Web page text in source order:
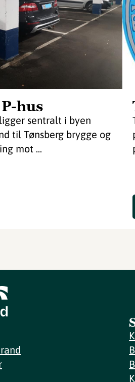
hus
sentralt i byen
til Tønsberg brygge og
mot ...